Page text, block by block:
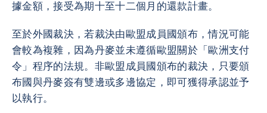
據金額，接受為期十至十二個月的還款計畫。
至於外國裁決，若裁決由歐盟成員國頒布，情況可能
會較為複雜，因為丹麥並未遵循歐盟關於「歐洲支付
令」程序的法規。非歐盟成員國頒布的裁決，只要頒
布國與丹麥簽有雙邊或多邊協定，即可獲得承認並予
以執行。